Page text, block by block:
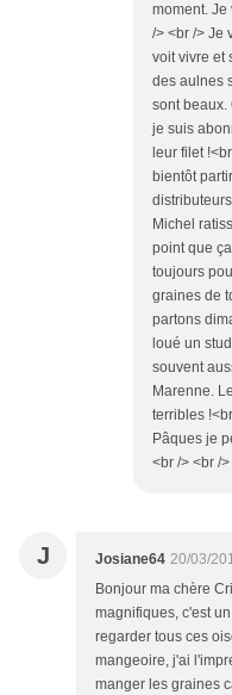
moment. Je
/> <br /> Je
voit vivre et
des aulnes
sont beaux.
je suis
leur filet
bientôt
Michel
point que
toujours
graines de
partons
loué un
souvent
Marenne.
terribles
Pâques je
<br /> <br /
J Josiane64 20/03/
Bonjour ma chère
magnifiques, c'est
regarder tous ces
mangeoire, j'ai
manger les graines